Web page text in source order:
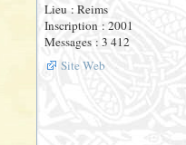
Lieu : Reims
Inscription : 2001
Messages : 3 412
Site Web